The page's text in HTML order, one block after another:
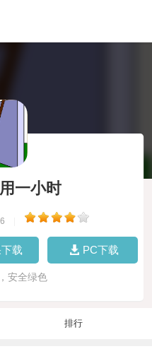
一小时
载 PC下载
安全绿色
排行